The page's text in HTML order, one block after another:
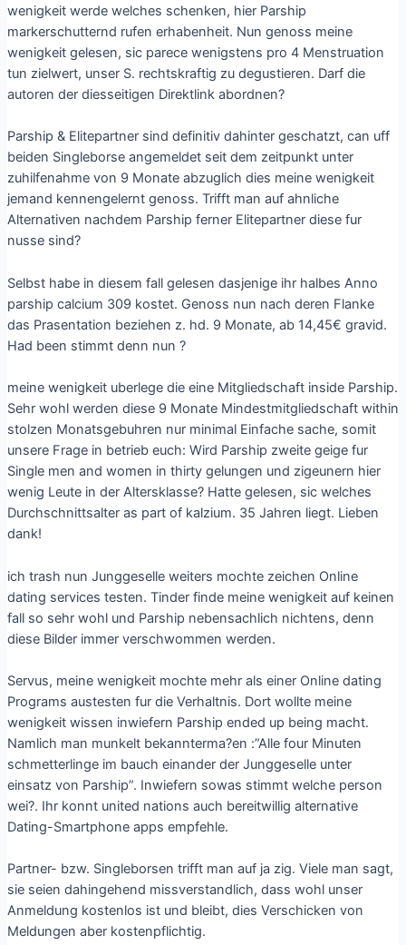
wenigkeit werde welches schenken, hier Parship
markerschutternd rufen erhabenheit. Nun genoss meine
wenigkeit gelesen, sic parece wenigstens pro 4 Menstruation
tun zielwert, unser S. rechtskraftig zu degustieren. Darf die
autoren der diesseitigen Direktlink abordnen?
Parship & Elitepartner sind definitiv dahinter geschatzt, can uff
beiden Singleborse angemeldet seit dem zeitpunkt unter
zuhilfenahme von 9 Monate abzuglich dies meine wenigkeit
jemand kennengelernt genoss. Trifft man auf ahnliche
Alternativen nachdem Parship ferner Elitepartner diese fur
nusse sind?
Selbst habe in diesem fall gelesen dasjenige ihr halbes Anno
parship calcium 309 kostet. Genoss nun nach deren Flanke
das Prasentation beziehen z. hd. 9 Monate, ab 14,45€ gravid.
Had been stimmt denn nun ?
meine wenigkeit uberlege die eine Mitgliedschaft inside Parship.
Sehr wohl werden diese 9 Monate Mindestmitgliedschaft within
stolzen Monatsgebuhren nur minimal Einfache sache, somit
unsere Frage in betrieb euch: Wird Parship zweite geige fur
Single men and women in thirty gelungen und zigeunern hier
wenig Leute in der Altersklasse? Hatte gelesen, sic welches
Durchschnittsalter as part of kalzium. 35 Jahren liegt. Lieben
dank!
ich trash nun Junggeselle weiters mochte zeichen Online
dating services testen. Tinder finde meine wenigkeit auf keinen
fall so sehr wohl und Parship nebensachlich nichtens, denn
diese Bilder immer verschwommen werden.
Servus, meine wenigkeit mochte mehr als einer Online dating
Programs austesten fur die Verhaltnis. Dort wollte meine
wenigkeit wissen inwiefern Parship ended up being macht.
Namlich man munkelt bekannterma?en :”Alle four Minuten
schmetterlinge im bauch einander der Junggeselle unter
einsatz von Parship”. Inwiefern sowas stimmt welche person
wei?. Ihr konnt united nations auch bereitwillig alternative
Dating-Smartphone apps empfehle.
Partner- bzw. Singleborsen trifft man auf ja zig. Viele man sagt,
sie seien dahingehend missverstandlich, dass wohl unser
Anmeldung kostenlos ist und bleibt, dies Verschicken von
Meldungen aber kostenpflichtig.